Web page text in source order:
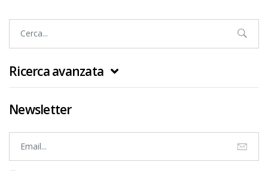
Ricerca avanzata
Newsletter